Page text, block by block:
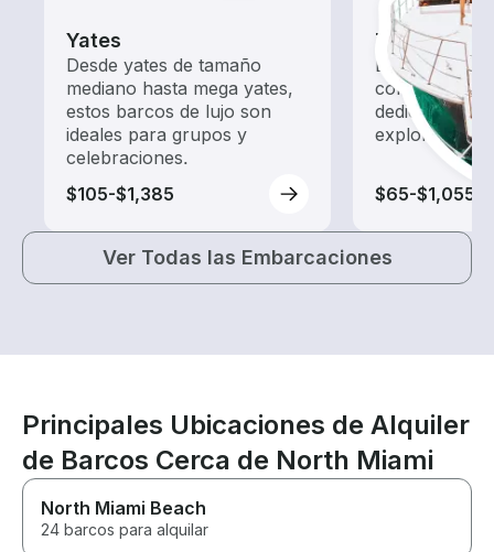
Yates
Desde yates de tamaño
mediano hasta mega yates,
estos barcos de lujo son
ideales para grupos y
celebraciones.
$105-$1,385
Tours
Explora las
con un
dedicado a
exploración.
$65-$1,055
Ver Todas las Embarcaciones
Principales Ubicaciones de Alquiler
de Barcos Cerca de North Miami
North Miami Beach
24 barcos para alquilar